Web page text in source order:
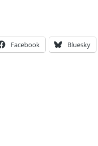
Facebook Bluesky